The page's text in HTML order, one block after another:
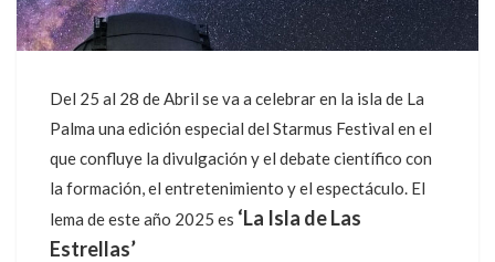
Del 25 al 28 de Abril se va a celebrar en la isla de La
Palma una edición especial del Starmus Festival en el
que confluye la divulgación y el debate científico con
la formación, el entretenimiento y el espectáculo. El
lema de este año 2025 es ‘La Isla de Las
Estrellas’